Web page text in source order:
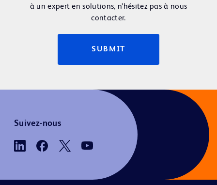
à un expert en solutions, n’hésitez pas à nous
contacter.
SUBMIT
Suivez-nous